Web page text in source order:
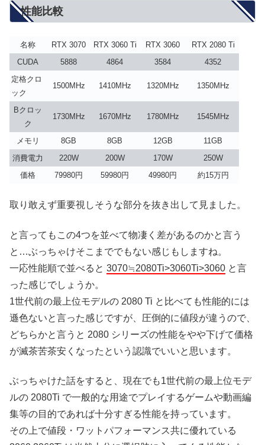
性能比較
名称 RTX 3070 RTX 3060 Ti RTX 3060
RTX 2080 Ti
CUDA
5888 4864 3584
4352
定格クロ
ック
1500MHz 1410MHz 1320MHz 1350MHz
Bクロッ
ク
1730MHz 1670MHz 1780MHz 1545MHz
メモリ 8GB 8GB 12GB
11GB
消費電力
220W 200W 170W
250W
価格
79980円 59980円 49980円 約15万円
取り敢えず重要視しそうな部分を抜き出して見ました。
と言ってもこの4つを並べて物凄く差があるのかと言う
と…ぶっちゃけそこまででもない感じもしますね。
一応性能順で並べると 3070≒2080Ti>3060Ti>3060 と言
った感じでしょうか。
1世代前の最上位モデルの 2080 Ti と比べても性能的には
遜色ないと言った感じですが、圧倒的に値段が違うので、
どちらかと言うと 2080 シリーズの性能をやや下げて価格
が滅茶苦茶安くなったという認識でいいと思います。
ぶっちゃけた話をすると、現在でも1世代前の最上位モデ
ルの 2080Ti で一般的な用途でプレイするゲームや動画編
集等の目的であれば十分すぎる性能を持っています。
その上で値段・ワットパフォーマンス共に優れている